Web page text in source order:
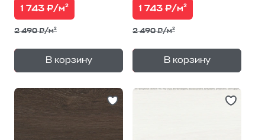
1 743 ₽/м²
2 490 ₽/м²
В корзину
— 1уп.
1 743 ₽/м²
2 490 ₽/м²
В корзину
— 1уп.